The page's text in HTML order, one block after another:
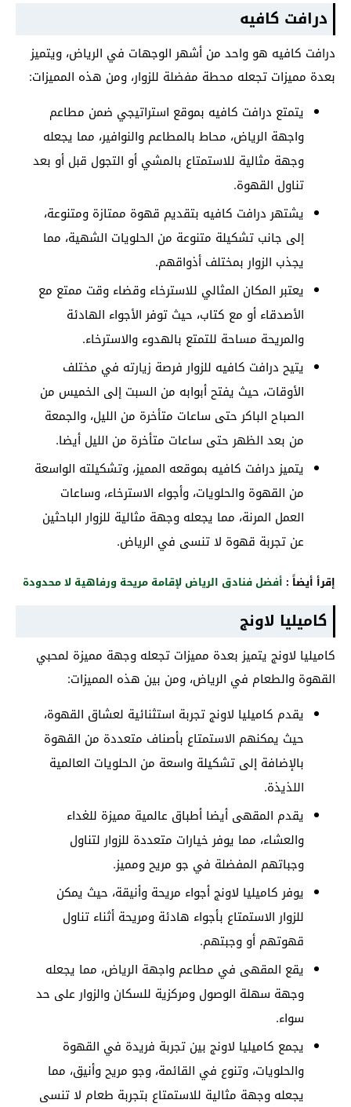
درافت كافيه
درافت كافيه هو واحد من أشهر الوجهات في الرياض، ويتميز
بعدة مميزات تجعله محطة مفضلة للزوار، ومن هذه المميزات:
يتمتع درافت كافيه بموقع استراتيجي ضمن مطاعم
واجهة الرياض، محاط بالمطاعم والنوافير، مما يجعله
وجهة مثالية للاستمتاع بالمشي أو التجول قبل أو بعد
تناول القهوة.
يشتهر درافت كافيه بتقديم قهوة ممتازة ومتنوعة،
إلى جانب تشكيلة متنوعة من الحلويات الشهية، مما
يجذب الزوار بمختلف أذواقهم.
يعتبر المكان المثالي للاسترخاء وقضاء وقت ممتع مع
الأصدقاء أو مع كتاب، حيث توفر الأجواء الهادئة
والمريحة مساحة للتمتع بالهدوء والاسترخاء.
يتيح درافت كافيه للزوار فرصة زيارته في مختلف
الأوقات، حيث يفتح أبوابه من السبت إلى الخميس من
الصباح الباكر حتى ساعات متأخرة من الليل، والجمعة
من بعد الظهر حتى ساعات متأخرة من الليل أيضا.
يتميز درافت كافيه بموقعه المميز، وتشكيلته الواسعة
من القهوة والحلويات، وأجواء الاسترخاء، وساعات
العمل المرنة، مما يجعله وجهة مثالية للزوار الباحثين
عن تجربة قهوة لا تنسى في الرياض.
إقرأ أيضاً : أفضل فنادق الرياض لإقامة مريحة ورفاهية لا محدودة
كاميليا لاونج
كاميليا لاونج يتميز بعدة مميزات تجعله وجهة مميزة لمحبي
القهوة والطعام في الرياض، ومن بين هذه المميزات:
يقدم كاميليا لاونج تجربة استثنائية لعشاق القهوة،
حيث يمكنهم الاستمتاع بأصناف متعددة من القهوة
بالإضافة إلى تشكيلة واسعة من الحلويات العالمية
اللذيذة.
يقدم المقهى أيضا أطباق عالمية مميزة للغداء
والعشاء، مما يوفر خيارات متعددة للزوار لتناول
وجباتهم المفضلة في جو مريح ومميز.
يوفر كاميليا لاونج أجواء مريحة وأنيقة، حيث يمكن
للزوار الاستمتاع بأجواء هادئة ومريحة أثناء تناول
قهوتهم أو وجبتهم.
يقع المقهى في مطاعم واجهة الرياض، مما يجعله
وجهة سهلة الوصول ومركزية للسكان والزوار على حد
سواء.
يجمع كاميليا لاونج بين تجربة فريدة في القهوة
والحلويات، وتنوع في القائمة، وجو مريح وأنيق، مما
يجعله وجهة مثالية للاستمتاع بتجربة طعام لا تنسى